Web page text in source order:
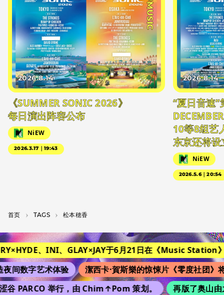
#MUSIC
2026.8.14
《SUMMER SONIC 2026》
每日演出阵容公布
NiEW
2026.3.17｜19:43
2026.8.14
“夏日音速
DECEMBER
10等8组艺
东京还将
NiEW
2026.5.6｜20:54
首页 T­A­G­S 松本穂香
、INI、GLAY×JAY于6月21日在《Music Station》
间数字艺术体验
潔西卡·賀斯樂的惊悚片《零度社团》将
PARCO 举行，由 Chim↑Pom 策划。
再版了奥山